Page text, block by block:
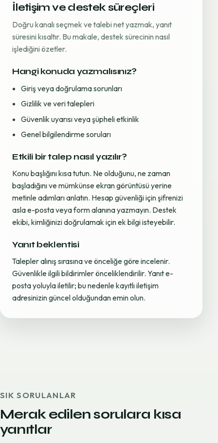
İletişim ve destek süreçleri
Doğru kanalı seçmek ve talebi net yazmak, yanıt
süresini kısaltır. Bu makale, destek sürecinin nasıl
işlediğini özetler.
Hangi konuda yazmalısınız?
Giriş veya doğrulama sorunları
Gizlilik ve veri talepleri
Güvenlik uyarısı veya şüpheli etkinlik
Genel bilgilendirme soruları
Etkili bir talep nasıl yazılır?
Konu başlığını kısa tutun. Ne olduğunu, ne zaman
başladığını ve mümkünse ekran görüntüsü yerine
metinle adımları anlatın. Hesap güvenliği için şifrenizi
asla e-posta veya form alanına yazmayın. Destek
ekibi, kimliğinizi doğrulamak için ek bilgi isteyebilir.
Yanıt beklentisi
Talepler alınış sırasına ve önceliğe göre incelenir.
Güvenlikle ilgili bildirimler önceliklendirilir. Yanıt e-
posta yoluyla iletilir; bu nedenle kayıtlı iletişim
adresinizin güncel olduğundan emin olun.
SIK SORULANLAR
Merak edilen sorulara kısa
yanıtlar